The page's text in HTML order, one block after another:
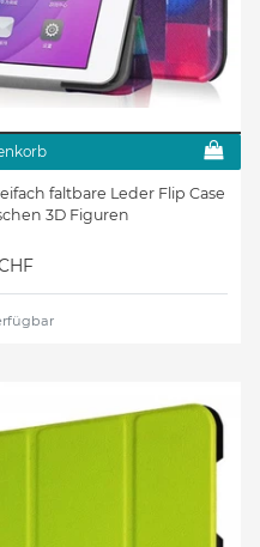
faltbare Leder Flip Case
3D Figuren